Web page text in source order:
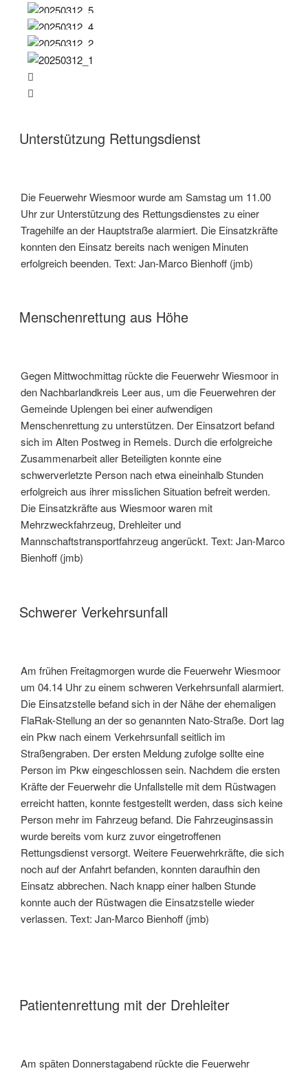
Unterstützung Rettungsdienst
Die Feuerwehr Wiesmoor wurde am Samstag um 11.00
Uhr zur Unterstützung des Rettungsdienstes zu einer
Tragehilfe an der Hauptstraße alarmiert. Die Einsatzkräfte
konnten den Einsatz bereits nach wenigen Minuten
erfolgreich beenden. Text: Jan-Marco Bienhoff (jmb)
Menschenrettung aus Höhe
Gegen Mittwochmittag rückte die Feuerwehr Wiesmoor in
den Nachbarlandkreis Leer aus, um die Feuerwehren der
Gemeinde Uplengen bei einer aufwendigen
Menschenrettung zu unterstützen. Der Einsatzort befand
sich im Alten Postweg in Remels. Durch die erfolgreiche
Zusammenarbeit aller Beteiligten konnte eine
schwerverletzte Person nach etwa eineinhalb Stunden
erfolgreich aus ihrer misslichen Situation befreit werden.
Die Einsatzkräfte aus Wiesmoor waren mit
Mehrzweckfahrzeug, Drehleiter und
Mannschaftstransportfahrzeug angerückt. Text: Jan-Marco
Bienhoff (jmb)
Schwerer Verkehrsunfall
Am frühen Freitagmorgen wurde die Feuerwehr Wiesmoor
um 04.14 Uhr zu einem schweren Verkehrsunfall alarmiert.
Die Einsatzstelle befand sich in der Nähe der ehemaligen
FlaRak-Stellung an der so genannten Nato-Straße. Dort lag
ein Pkw nach einem Verkehrsunfall seitlich im
Straßengraben. Der ersten Meldung zufolge sollte eine
Person im Pkw eingeschlossen sein. Nachdem die ersten
Kräfte der Feuerwehr die Unfallstelle mit dem Rüstwagen
erreicht hatten, konnte festgestellt werden, dass sich keine
Person mehr im Fahrzeug befand. Die Fahrzeuginsassin
wurde bereits vom kurz zuvor eingetroffenen
Rettungsdienst versorgt. Weitere Feuerwehrkräfte, die sich
noch auf der Anfahrt befanden, konnten daraufhin den
Einsatz abbrechen. Nach knapp einer halben Stunde
konnte auch der Rüstwagen die Einsatzstelle wieder
verlassen. Text: Jan-Marco Bienhoff (jmb)
Patientenrettung mit der Drehleiter
Am späten Donnerstagabend rückte die Feuerwehr